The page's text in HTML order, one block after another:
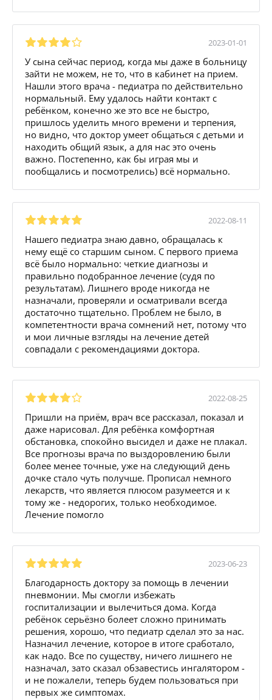
2023-01-01
У сына сейчас период, когда мы даже в больницу
зайти не можем, не то, что в кабинет на прием.
Нашли этого врача - педиатра по действительно
нормальный. Ему удалось найти контакт с
ребёнком, конечно же это все не быстро,
пришлось уделить много времени и терпения,
но видно, что доктор умеет общаться с детьми и
находить общий язык, а для нас это очень
важно. Постепенно, как бы играя мы и
пообщались и посмотрелись) всё нормально.
2022-08-11
Нашего педиатра знаю давно, обращалась к
нему ещё со старшим сыном. С первого приема
всё было нормально: четкие диагнозы и
правильно подобранное лечение (судя по
результатам). Лишнего вроде никогда не
назначали, проверяли и осматривали всегда
достаточно тщательно. Проблем не было, в
компетентности врача сомнений нет, потому что
и мои личные взгляды на лечение детей
совпадали с рекомендациями доктора.
2022-08-25
Пришли на приём, врач все рассказал, показал и
даже нарисовал. Для ребёнка комфортная
обстановка, спокойно высидел и даже не плакал.
Все прогнозы врача по выздоровлению были
более менее точные, уже на следующий день
дочке стало чуть получше. Прописал немного
лекарств, что является плюсом разумеется и к
тому же - недорогих, только необходимое.
Лечение помогло
2023-06-23
Благодарность доктору за помощь в лечении
пневмонии. Мы смогли избежать
госпитализации и вылечиться дома. Когда
ребёнок серьёзно болеет сложно принимать
решения, хорошо, что педиатр сделал это за нас.
Назначил лечение, которое в итоге сработало,
как надо. Все по существу, ничего лишнего не
назначал, зато сказал обзавестись ингалятором -
и не пожалели, теперь будем пользоваться при
первых же симптомах.